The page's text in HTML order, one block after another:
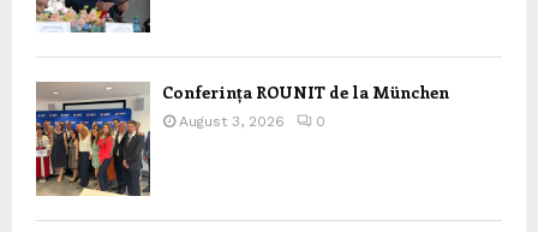
Conferința ROUNIT de la München
August 3, 2026 0